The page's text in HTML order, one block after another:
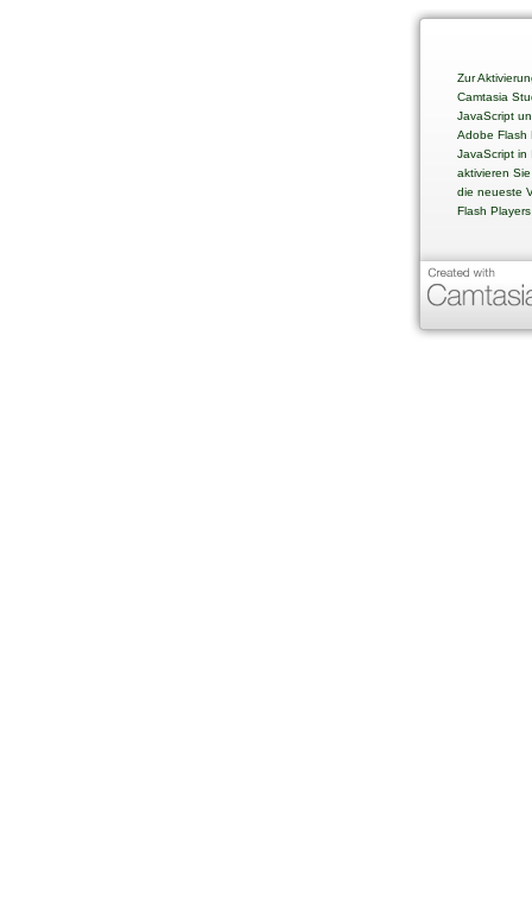
Zur
Camtasia
JavaScript
Adobe Flash
JavaScript in
aktivieren
die neueste
Flash